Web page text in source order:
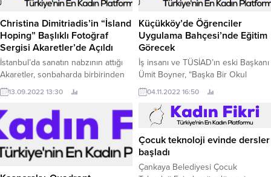
Ataşehir’in içinde yer alan JJ
Arena’da bir konser verecek.
Christina Dimitriadis’in “İsland
Hoping” Başlıklı Fotoğraf
Sergisi Akaretler’de Açıldı
İstanbul’da sanatın nabzının attığı
Akaretler, sonbaharda birbirinden
farklı, özgün ve özel sergilere ev
sahipliği yapmaya devam ediyor.
13.09.2022 13:30
Küçükköy’de Öğrenciler
Uygulama Bahçesi’nde Eğitim
Görecek
İş insanı ve TÜSİAD’ın eski Başkanı
Ümit Boyner, “Başka Bir Okul
Mümkün” projesi kapsamında
Küçükköy, Necmi Komili
İlkokulu’nda alışılagelmişin dışında
öğrencilere tarımsal alanda da
eğitimler görebilmesini sağlayacak
bir projeyi hayata geçirilmesini
sağladı.
04.11.2022 16:50
Çocuk teknoloji evinde dersler
başladı
Çankaya Belediyesi Çocuk